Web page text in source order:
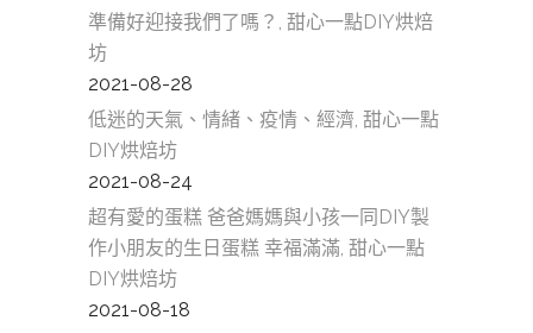
準備好迎接我們了嗎？, 甜心一點DIY烘焙
坊
2021-08-28
低迷的天氣、情緒、疫情、經濟, 甜心一點
DIY烘焙坊
2021-08-24
超有愛的蛋糕 爸爸媽媽與小孩一同DIY製
作小朋友的生日蛋糕 幸福滿滿, 甜心一點
DIY烘焙坊
2021-08-18